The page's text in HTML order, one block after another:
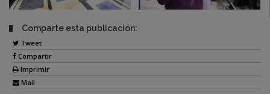
Comparte esta publicación:
Tweet
Compartir
Imprimir
Mail